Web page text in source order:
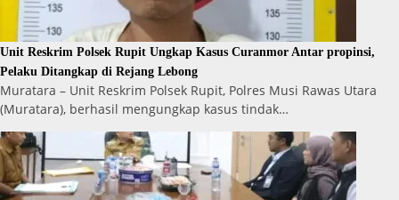
Unit Reskrim Polsek Rupit Ungkap Kasus Curanmor Antar propinsi,
Pelaku Ditangkap di Rejang Lebong
Muratara – Unit Reskrim Polsek Rupit, Polres Musi Rawas Utara
(Muratara), berhasil mengungkap kasus tindak…